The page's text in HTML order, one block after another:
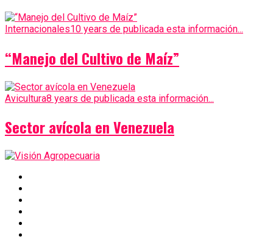
Internacionales10 years de publicada esta información...
“Manejo del Cultivo de Maíz”
Avicultura8 years de publicada esta información...
Sector avícola en Venezuela